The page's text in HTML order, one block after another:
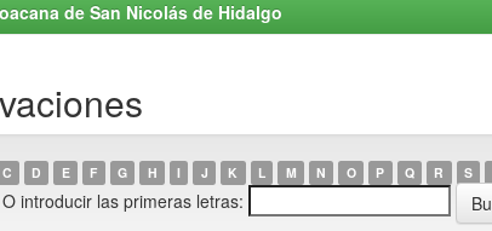
de San Nicolás de Hidalgo
C D E F G H I J K L M N O P Q R S
O introducir las primeras letras: